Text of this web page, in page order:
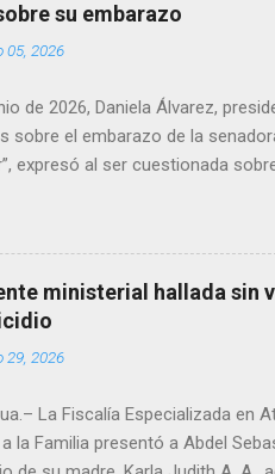
su embarazo
05, 2026
de 2026, Daniela Álvarez,
sobre el embarazo de la
expresó al ser cuestionada
porque hay muchas emociones
se le ocurre cruzar y luego le
ser cuidadosa porque los
pase que pase, que pase',
polémicas al
ministerial hallada sin
29, 2026
La Fiscalía Especializada en
la Familia presentó a Abdel